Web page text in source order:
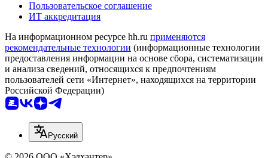
Пользовательское соглашение
ИТ аккредитация
На информационном ресурсе hh.ru применяются
рекомендательные технологии (информационные технологии
предоставления информации на основе сбора, систематизации
и анализа сведений, относящихся к предпочтениям
пользователей сети «Интернет», находящихся на территории
Российской Федерации)
Русский